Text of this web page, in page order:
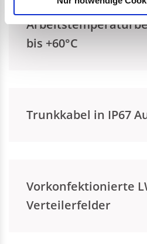
bis +60°C
Trunkkabel in IP67
Vorkonfektionierte
Verteilerfelder